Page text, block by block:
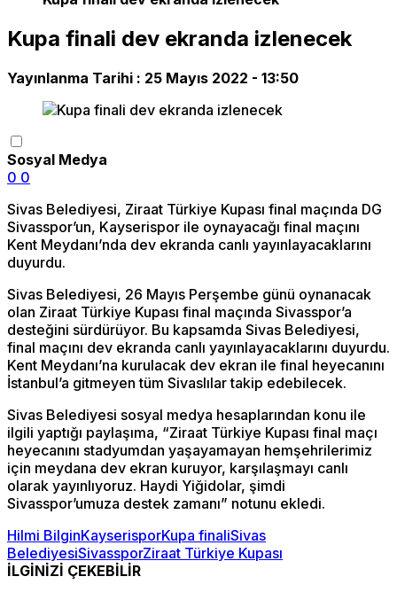
Kupa finali dev ekranda izlenecek
Yayınlanma Tarihi : 25 Mayıs 2022 - 13:50
Sosyal Medya
0 0
Sivas Belediyesi, Ziraat Türkiye Kupası final maçında DG
Sivasspor’un, Kayserispor ile oynayacağı final maçını
Kent Meydanı’nda dev ekranda canlı yayınlayacaklarını
duyurdu.
Sivas Belediyesi, 26 Mayıs Perşembe günü oynanacak
olan Ziraat Türkiye Kupası final maçında Sivasspor’a
desteğini sürdürüyor. Bu kapsamda Sivas Belediyesi,
final maçını dev ekranda canlı yayınlayacaklarını duyurdu.
Kent Meydanı’na kurulacak dev ekran ile final heyecanını
İstanbul’a gitmeyen tüm Sivaslılar takip edebilecek.
Sivas Belediyesi sosyal medya hesaplarından konu ile
ilgili yaptığı paylaşıma, “Ziraat Türkiye Kupası final maçı
heyecanını stadyumdan yaşayamayan hemşehrilerimiz
için meydana dev ekran kuruyor, karşılaşmayı canlı
olarak yayınlıyoruz. Haydi Yiğidolar, şimdi
Sivasspor’umuza destek zamanı” notunu ekledi.
Hilmi BilginKayserisporKupa finaliSivas
BelediyesiSivassporZiraat Türkiye Kupası
İLGİNİZİ ÇEKEBİLİR